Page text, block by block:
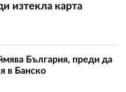
изтекла карта
България, преди да
в Банско